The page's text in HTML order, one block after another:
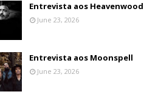
Entrevista aos Heavenwood
June 23, 2026
Entrevista aos Moonspell
June 23, 2026